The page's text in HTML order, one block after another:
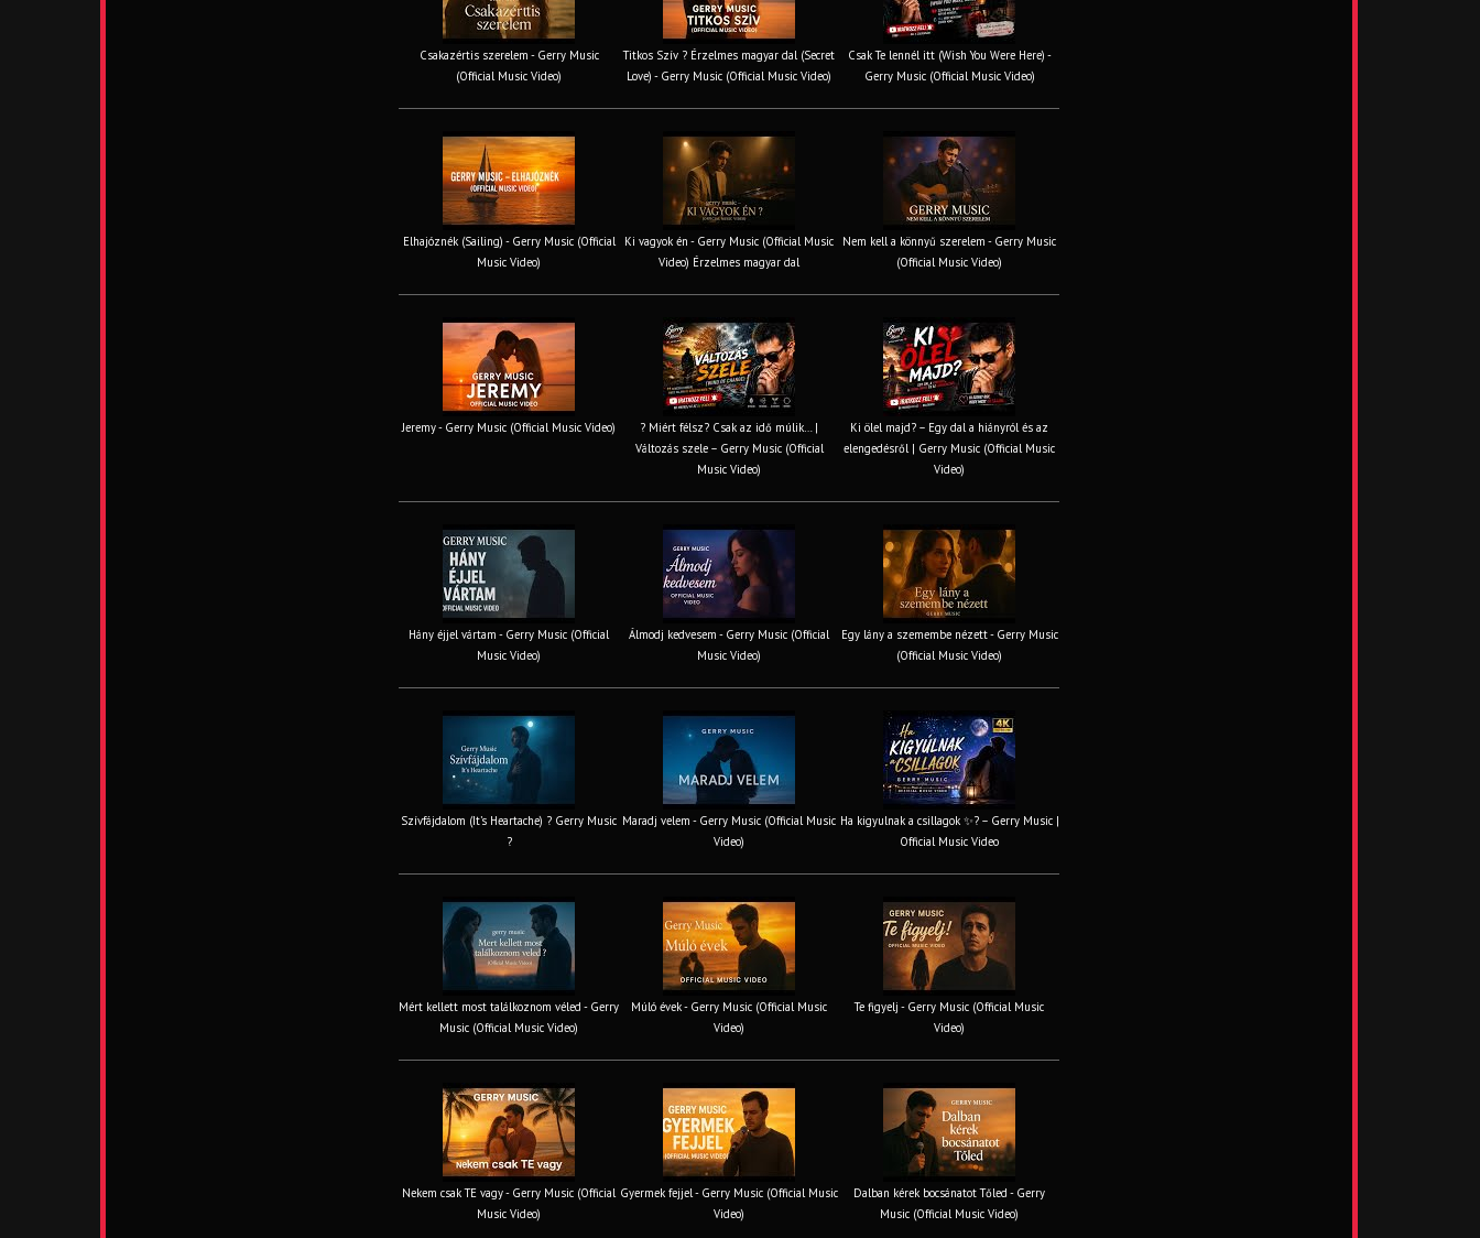
Csakazértis szerelem - Gerry Music
(Official Music Video)
Titkos Szív ? Érzelmes magyar dal (Secret
Love) - Gerry Music (Official Music Video)
Csak Te lennél itt (Wish You Were Here) -
Gerry Music (Official Music Video)
Elhajóznék (Sailing) - Gerry Music (Official
Music Video)
Ki vagyok én - Gerry Music (Official Music
Video) Érzelmes magyar dal
Nem kell a könnyű szerelem - Gerry Music
(Official Music Video)
Jeremy - Gerry Music (Official Music Video)
? Miért félsz? Csak az idő múlik… |
Változás szele – Gerry Music (Official
Music Video)
Ki ölel majd? – Egy dal a hiányról és az
elengedésről | Gerry Music (Official Music
Video)
Hány éjjel vártam - Gerry Music (Official
Music Video)
Álmodj kedvesem - Gerry Music (Official
Music Video)
Egy lány a szemembe nézett - Gerry Music
(Official Music Video)
Szívfájdalom (It’s Heartache) ? Gerry Music
?
Maradj velem - Gerry Music (Official Music
Video)
Ha kigyulnak a csillagok ✨? – Gerry Music |
Official Music Video
Mért kellett most találkoznom véled - Gerry
Music (Official Music Video)
Múló évek - Gerry Music (Official Music
Video)
Te figyelj - Gerry Music (Official Music
Video)
Nekem csak TE vagy - Gerry Music (Official
Music Video)
Gyermek fejjel - Gerry Music (Official Music
Video)
Dalban kérek bocsánatot Tőled - Gerry
Music (Official Music Video)